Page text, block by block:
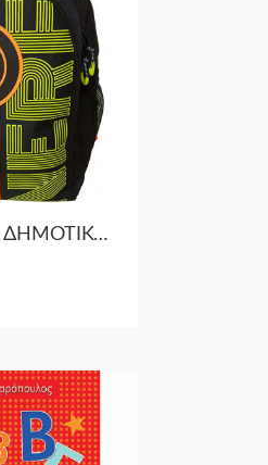
GIM ΤΣΑΝΤΑ ΔΗΜΟΤΙΚΟΥ ΟΒΑΛ NERF BLAST